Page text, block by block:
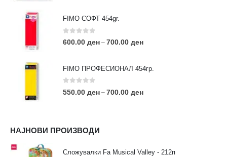
FIMO СОФТ 454gr.
0 out of 5
600.00 ден – 700.00 ден
FIMO ПРОФЕСИОНАЛ 454гр.
0out of 5
550.00 ден – 700.00 ден
НАЈНОВИ ПРОИЗВОДИ
Сложувалки Fa Musical Valley - 212п
АДРЕСА:
ул. 3та Македонска Бригада бр.46